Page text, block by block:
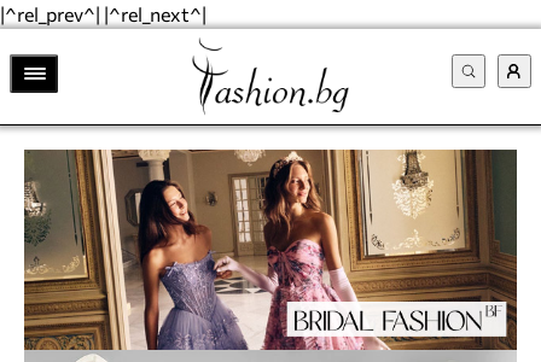
|^rel_prev^| |^rel_next^|